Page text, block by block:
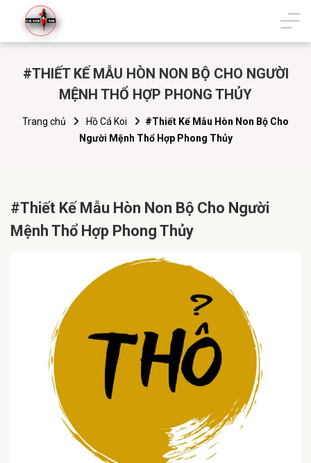
#THIẾT KẾ MẪU HÒN NON BỘ CHO NGƯỜI
MỆNH THỔ HỢP PHONG THỦY
Trang chủ Hồ Cá Koi
#Thiết Kế Mẫu Hòn Non Bộ Cho
Người Mệnh Thổ Hợp Phong Thủy
#Thiết Kế Mẫu Hòn Non Bộ Cho Người
Mệnh Thổ Hợp Phong Thủy